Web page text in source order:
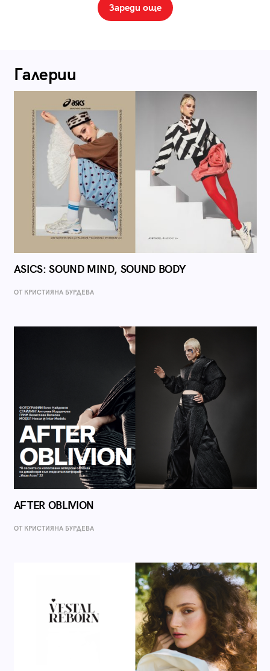
Зареди още
Галерии
ASICS: SOUND MIND, SOUND BODY
ОТ КРИСТИЯНА БУРДЕВА
AFTER OBLIVION
ОТ КРИСТИЯНА БУРДЕВА